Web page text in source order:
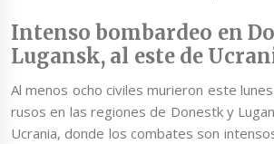
Intenso bombardeo en
Lugansk, al este de
Al menos ocho civiles murieron este
rusos en las regiones de Donestk y
Ucrania, donde los combates son